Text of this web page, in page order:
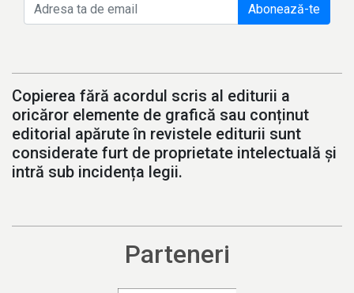
Abonează-te
Copierea fără acordul scris al editurii a
oricăror elemente de grafică sau conținut
editorial apărute în revistele editurii sunt
considerate furt de proprietate intelectuală și
intră sub incidența legii.
Parteneri